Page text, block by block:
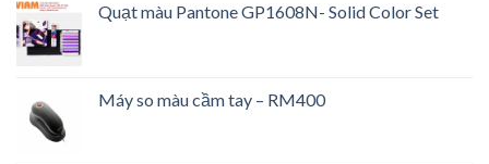
Quạt màu Pantone GP1608N- Solid Color Set
Máy so màu cầm tay – RM400